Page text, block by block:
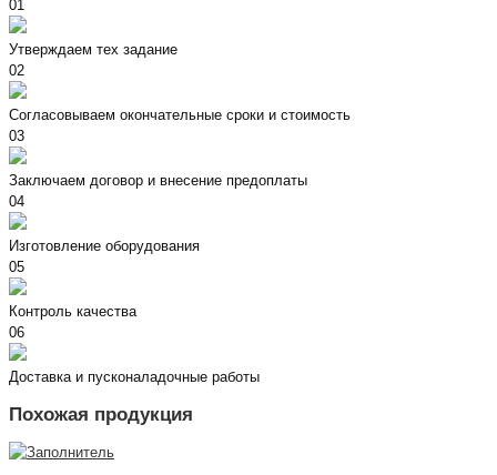
01
Утверждаем тех задание
02
Согласовываем окончательные сроки и стоимость
03
Заключаем договор и внесение предоплаты
04
Изготовление оборудования
05
Контроль качества
06
Доставка и пусконаладочные работы
Похожая продукция